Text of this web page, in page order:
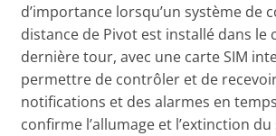
d’importance lorsqu’un système de
distance de Pivot est installé dans le
dernière tour, avec une carte SIM
permettre de contrôler et de
notifications et des alarmes en
confirme l’allumage et l’extinction du